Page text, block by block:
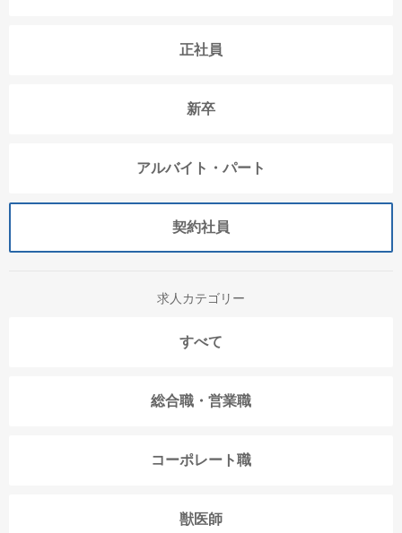
正社員
新卒
アルバイト・パート
契約社員
求人カテゴリー
すべて
総合職・営業職
コーポレート職
獣医師